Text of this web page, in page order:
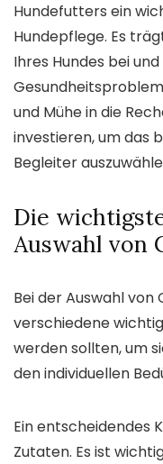
Hundefutters ein
Hundepflege. Es
Ihres Hundes bei
und Mühe in die
investieren, um das
Begleiter
Die
Auswahl von
Bei der Auswahl
verschiedene
werden sollten, um
den individuellen
Ein entscheidendes
Zutaten. Es ist